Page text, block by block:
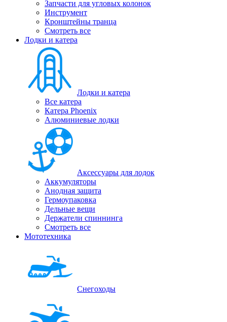
Запчасти для угловых колонок
Инструмент
Кронштейны транца
Смотреть все
Лодки и катера
Лодки и катера
Все катера
Катера Phoenix
Алюминиевые лодки
Аксессуары для лодок
Аккумуляторы
Анодная защита
Гермоупаковка
Дельные вещи
Держатели спиннинга
Смотреть все
Мототехника
Снегоходы